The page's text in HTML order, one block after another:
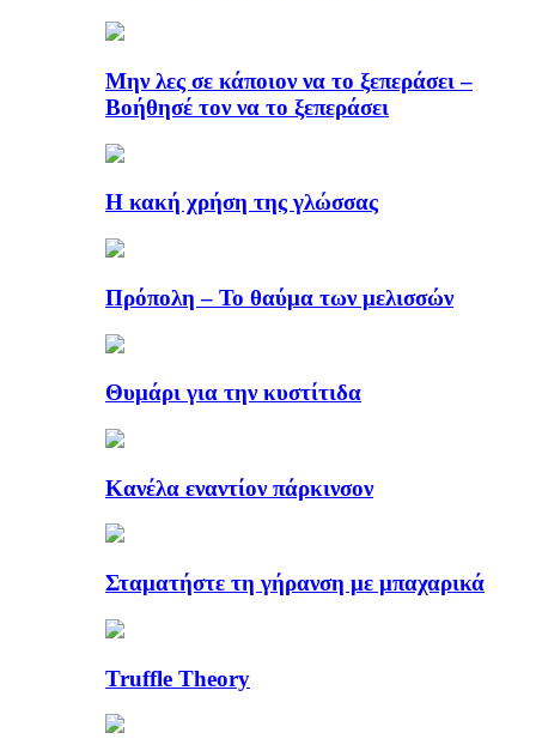
Μην λες σε κάποιον να το ξεπεράσει –
Βοήθησέ τον να το ξεπεράσει
Η κακή χρήση της γλώσσας
Πρόπολη – Το θαύμα των μελισσών
Θυμάρι για την κυστίτιδα
Κανέλα εναντίον πάρκινσον
Σταματήστε τη γήρανση με μπαχαρικά
Truffle Theory